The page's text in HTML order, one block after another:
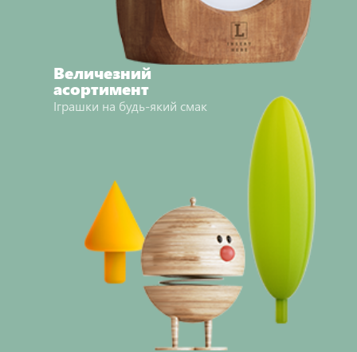
Величезний
асортимент
Іграшки на будь-який смак